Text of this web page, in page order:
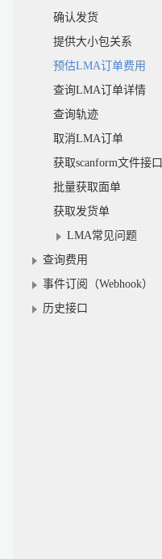
确认发货
提供大小包关系
预估LMA订单费用
查询LMA订单详情
查询轨迹
取消LMA订单
获取scanform文件接口
批量获取面单
获取发货单
LMA常见问题
查询费用
事件订阅（Webhook）
历史接口